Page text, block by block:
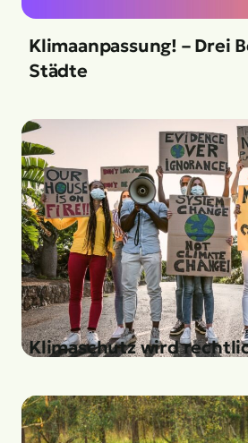
Klimaanpassung! – Drei
Städte
Klimaschutz wird